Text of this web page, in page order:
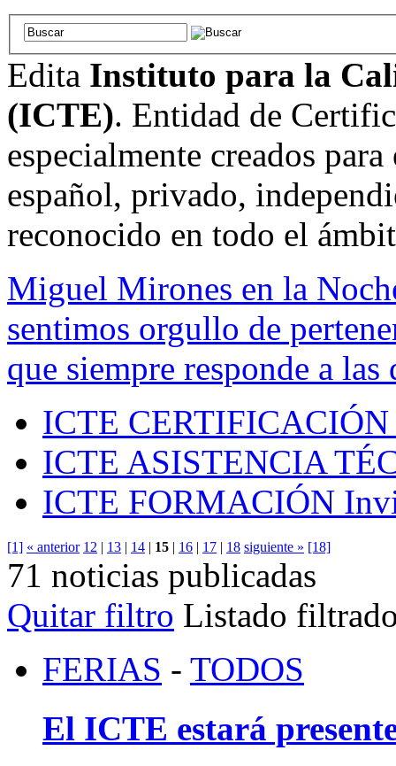
Edita Instituto para la
(ICTE). Entidad de
especialmente creados
español, privado,
reconocido en todo el
Miguel Mirones en la
sentimos orgullo de
que siempre responde a
ICTE CERTIFICACIÓN
ICTE ASISTENCIA
ICTE FORMACIÓN
[1] « anterior 12 | 13 | 14 | 15 | 16 | 17 | 18 siguiente » [18]
71 noticias publicadas
Quitar filtro Listado
FERIAS - TODOS
El ICTE estará